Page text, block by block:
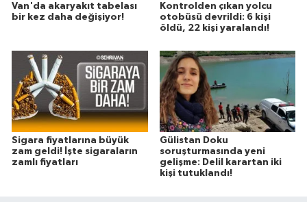
Van'da akaryakıt tabelası
bir kez daha değişiyor!
Kontrolden çıkan yolcu
otobüsü devrildi: 6 kişi
öldü, 22 kişi yaralandı!
Sigara fiyatlarına büyük
zam geldi! İşte sigaraların
zamlı fiyatları
Gülistan Doku
soruşturmasında yeni
gelişme: Delil karartan iki
kişi tutuklandı!